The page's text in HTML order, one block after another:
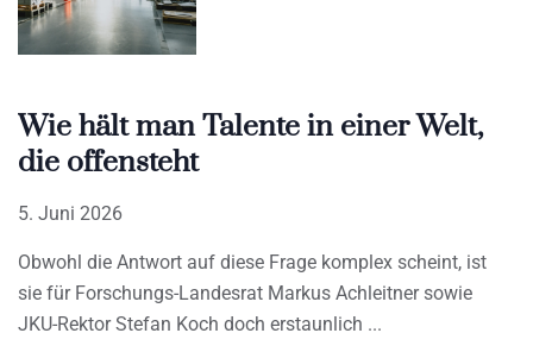
Wie hält man Talente in einer Welt,
die offensteht
5. Juni 2026
Obwohl die Antwort auf diese Frage komplex scheint, ist
sie für Forschungs-Landesrat Markus Achleitner sowie
JKU-Rektor Stefan Koch doch erstaunlich